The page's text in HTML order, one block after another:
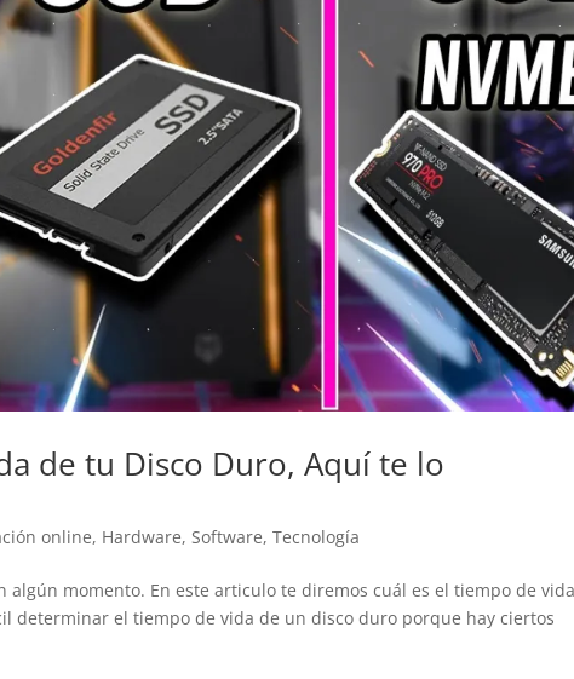
de tu Disco Duro, Aquí te lo
online, Hardware,Software,Tecnología
algún momento. En este articulo te diremos cuál es el tiempo de
determinar el tiempo de vida de un disco duro porque hay ciertos